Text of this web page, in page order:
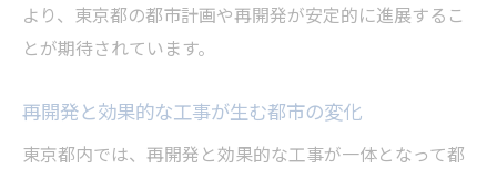
より、東京都の都市計画や再開発が安定的に進展するこ
とが期待されています。
再開発と効果的な工事が生む都市の変化
東京都内では、再開発と効果的な工事が一体となって都